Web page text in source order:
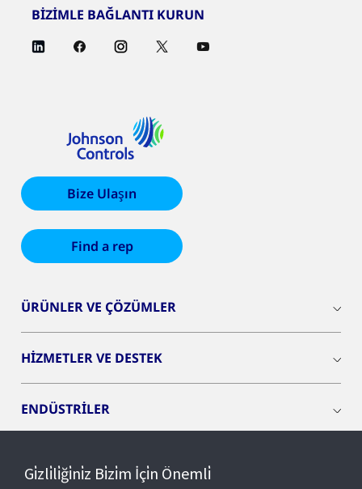
BİZİMLE BAĞLANTI KURUN
Bize Ulaşın
Find a rep
ÜRÜNLER VE ÇÖZÜMLER
HİZMETLER VE DESTEK
ENDÜSTRİLER
Gi̇zli̇li̇ği̇ni̇z Bi̇zi̇m İçi̇n Önemli̇